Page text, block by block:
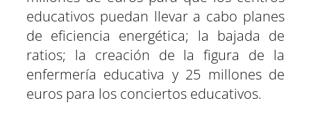
educativos puedan llevar a cabo planes
de eficiencia energética; la bajada de
ratios; la creación de la figura de la
enfermería educativa y 25 millones de
euros para los conciertos educativos.